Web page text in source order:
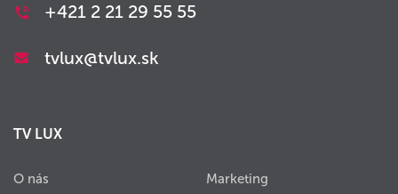
+421 2 21 29 55 55
tvlux@tvlux.sk
TV LUX
O nás Marketing